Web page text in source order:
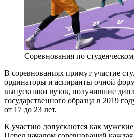
Соревнования по
В соревнованиях примут участие
ординаторы и аспиранты очной
выпускники вузов, получившие
государственного образца в 2019
от 17 до 23 лет.
К участию допускаются как